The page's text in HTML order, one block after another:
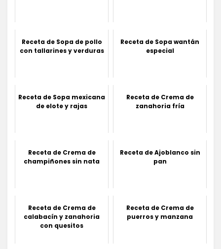
Receta de Sopa de pollo
con tallarines y verduras
Receta de Sopa wantán
especial
Receta de Sopa mexicana
de elote y rajas
Receta de Crema de
zanahoria fría
Receta de Crema de
champiñones sin nata
Receta de Ajoblanco sin
pan
Receta de Crema de
calabacín y zanahoria
con quesitos
Receta de Crema de
puerros y manzana